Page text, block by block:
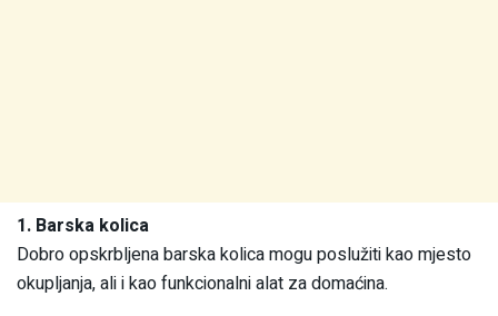
1. Barska kolica
Dobro opskrbljena barska kolica mogu poslužiti kao mjesto
okupljanja, ali i kao funkcionalni alat za domaćina.